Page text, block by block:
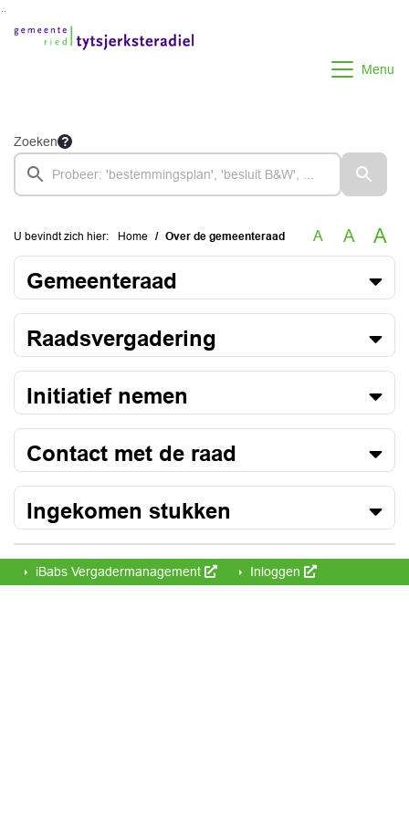
Menu
Zoeken
U bevindt zich hier: Home Over de gemeenteraad A A A
Gemeenteraad
Raadsvergadering
Initiatief nemen
Contact met de raad
Ingekomen stukken
iBabs Vergadermanagement Inloggen